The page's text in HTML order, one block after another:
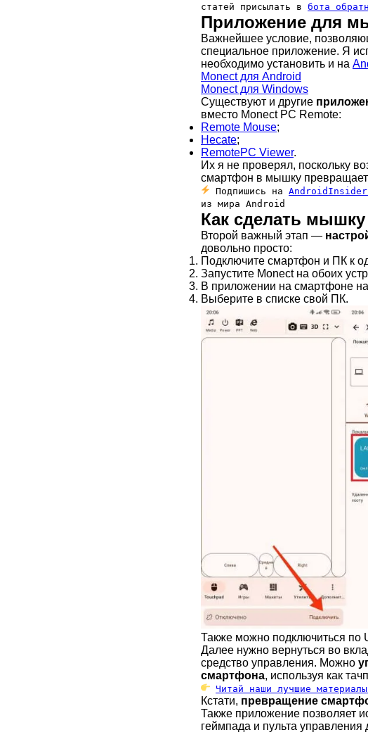
статей присылать в бота
Приложение для
Важнейшее условие,
специальное приложение. Я
необходимо установить и на
Monect для Android
Monect для Windows
Существуют и другие
вместо Monect PC Remote:
Remote Mouse;
Hecate;
RemotePC Viewer.
Их я не проверял, поскольку
смартфон в мышку
Подпишись на
из мира Android
Как сделать
Второй важный этап —
довольно просто:
Подключите смартфон и ПК к
Запустите Monect на обоих
В приложении на смартфоне
Выберите в списке свой ПК.
Также можно подключиться по
Далее нужно вернуться во
средство управления. Можно
смартфона, используя как
Читай наши лучшие
Кстати, превращение
Также приложение позволяет
геймпада и пульта